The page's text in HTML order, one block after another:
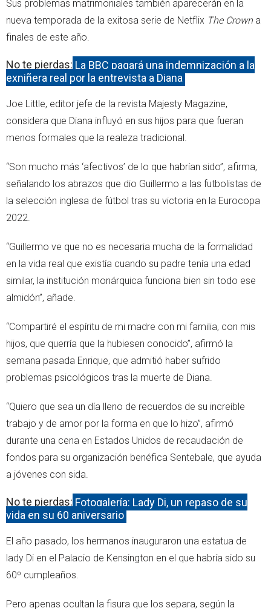
Sus problemas matrimoniales también aparecerán en la
nueva temporada de la exitosa serie de Netflix The Crowna
finales de este año.
No te pierdas: La BBC pagará una indemnización a la
exniñera real por la entrevista a Diana
Joe Little, editor jefe de la revista Majesty Magazine,
considera que Diana influyó en sus hijos para que fueran
menos formales que la realeza tradicional.
“Son mucho más ‘afectivos’ de lo que habrían sido”, afirma,
señalando los abrazos que dio Guillermo a las futbolistas de
la selección inglesa de fútbol tras su victoria en la Eurocopa
2022.
“Guillermo ve que no es necesaria mucha de la formalidad
en la vida real que existía cuando su padre tenía una edad
similar, la institución monárquica funciona bien sin todo ese
almidón”, añade.
“Compartiré el espíritu de mi madre con mi familia, con mis
hijos, que querría que la hubiesen conocido”, afirmó la
semana pasada Enrique, que admitió haber sufrido
problemas psicológicos tras la muerte de Diana.
“Quiero que sea un día lleno de recuerdos de su increíble
trabajo y de amor por la forma en que lo hizo”, afirmó
durante una cena en Estados Unidos de recaudación de
fondos para su organización benéfica Sentebale, que ayuda
a jóvenes con sida.
No te pierdas: Fotogalería: Lady Di, un repaso de su
vida en su 60 aniversario
El año pasado, los hermanos inauguraron una estatua de
lady Di en el Palacio de Kensington en el que habría sido su
60º cumpleaños.
Pero apenas ocultan la fisura que los separa, según la